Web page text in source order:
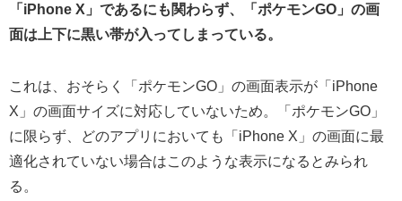
「iPhone X」であるにも関わらず、「ポケモンGO」の画
面は上下に黒い帯が入ってしまっている。
これは、おそらく「ポケモンGO」の画面表示が「iPhone
X」の画面サイズに対応していないため。「ポケモンGO」
に限らず、どのアプリにおいても「iPhone X」の画面に最
適化されていない場合はこのような表示になるとみられ
る。